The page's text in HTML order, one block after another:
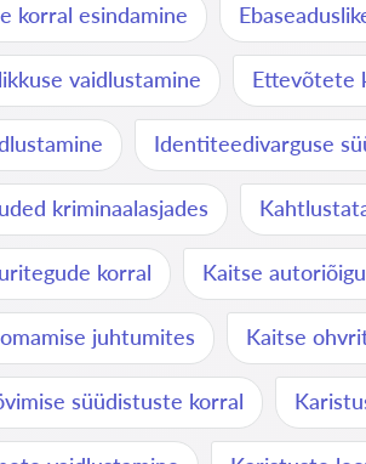
korral esindamine
vaidlustamine Ettevõtete
Identiteedivarguse
kriminaalasjades
korral Kaitse
juhtumites Kaitse
süüdistuste korral